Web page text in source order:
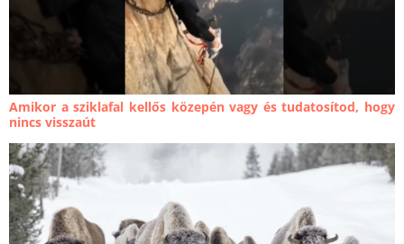
Amikor a sziklafal kellős közepén vagy és tudatosítod, hogy
nincs visszaút